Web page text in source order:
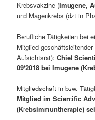
Krebsvakzine (Imugene,
und Magenkrebs (dzt in
Berufliche Tätigkeiten bei
Mitglied
Aufsichtsrat):Chief
09/2018 bei Imugene
Mitgliedschaft in bzw.
Mitglied im Scientific
(Krebsimmuntherapie)